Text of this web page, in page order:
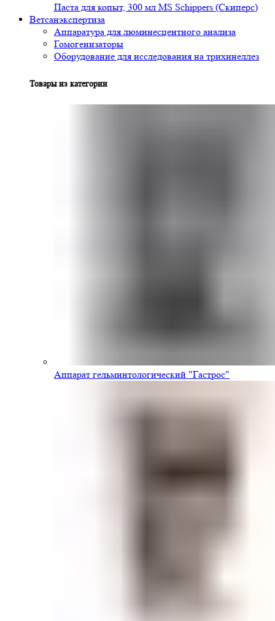
Паста для копыт, 300 мл MS Schippers (Скиперс)
Ветсанэкспертиза
Аппаратура для люминесцентного анализа
Гомогенизаторы
Оборудование для исследования на трихинеллез
Товары из категории
Аппарат гельминтологический "Гастрос"